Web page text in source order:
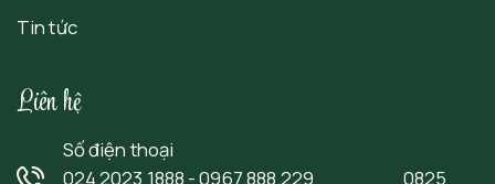
Tin tức
Liên hệ
Số điện thoại
024 2023 1888 - 0967.888.229 0825